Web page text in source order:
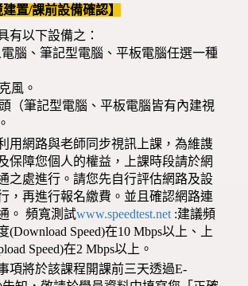
建置/課前設備確認】
有以下設備之：
電腦、筆記型電腦、平板電腦任選一種
風。
（筆記型電腦、平板電腦皆有內建視
用網路與老師同步視訊上課，為維謢
保障您個人的權益，上課時段請於網
之處進行。請您先自行評估網路及設
，再進行報名繳費。並且確認網路連
。 頻寬測試www.speedtest.net :建議頻
(Download Speed)在10 Mbps以上、上
Speed)在2 Mbps以上。
項將於該課程開課前三天透過E-